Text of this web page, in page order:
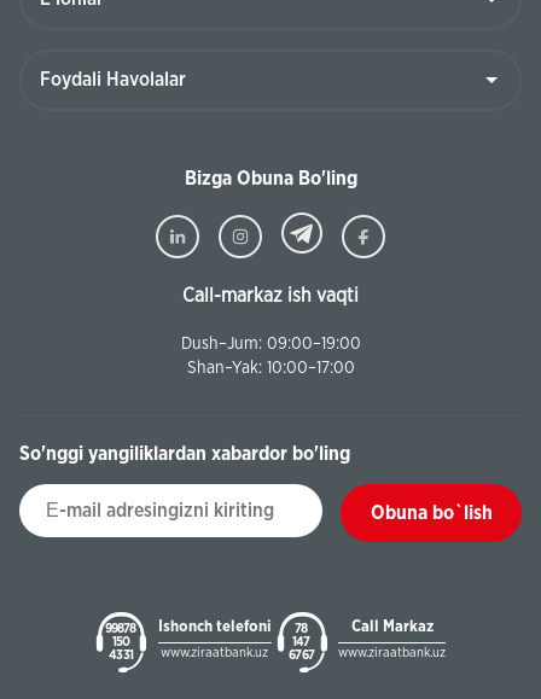
Bizga Obuna Bo'ling
Call-markaz ish vaqti
Dush–Jum: 09:00–19:00
Shan–Yak: 10:00–17:00
So'nggi yangiliklardan xabardor bo'ling
Obuna bo`lish
99878
150
43 31
Ishonch telefoni
www.ziraatbank.uz
78
147
67 67
Call Markaz
www.ziraatbank.uz